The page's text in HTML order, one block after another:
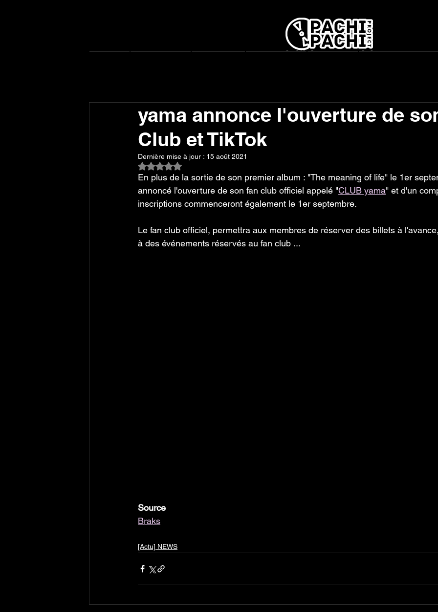
yama annonce l'ouverture de
Club et TikTok
Dernière mise à jour : 15 août 2021
Noté NaN étoiles sur 5.
En plus de la sortie de son premier album : "The meaning of life" le 1er
annoncé l'ouverture de son fan club officiel appelé "CLUB yama" et d'un
inscriptions commenceront également le 1er septembre.
Le fan club officiel, permettra aux membres de réserver des billets à
à des événements réservés au fan club ...
Source
Braks
[Actu] NEWS